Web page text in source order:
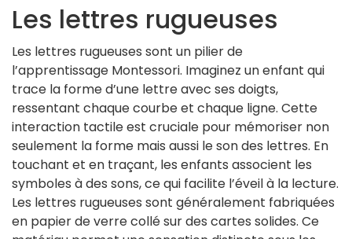
Les lettres rugueuses
Les lettres rugueuses sont un pilier de
l’apprentissage Montessori. Imaginez un enfant qui
trace la forme d’une lettre avec ses doigts,
ressentant chaque courbe et chaque ligne. Cette
interaction tactile est cruciale pour mémoriser non
seulement la forme mais aussi le son des lettres. En
touchant et en traçant, les enfants associent les
symboles à des sons, ce qui facilite l’éveil à la lecture.
Les lettres rugueuses sont généralement fabriquées
en papier de verre collé sur des cartes solides. Ce